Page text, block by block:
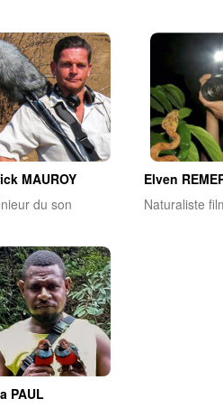
MAUROY
du son
Elven
Naturaliste
PAUL